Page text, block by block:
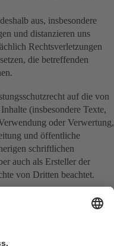
aus, insbesondere
und distanzieren uns
Rechtsverletzungen
die betreffenden
auf die von
(insbesondere Texte,
oder Verwertung,
und öffentliche
schriftlichen
auch als Ersteller der
von Dritten beachtet.